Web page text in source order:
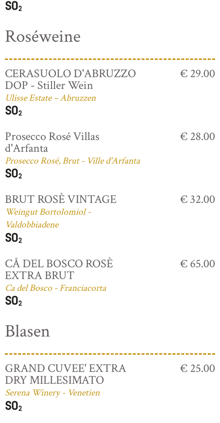
Roséweine
CERASUOLO D'ABRUZZO
DOP - Stiller Wein
Ulisse Estate – Abruzzen
€ 29.00
Prosecco Rosé Villas
d'Arfanta
Prosecco Rosé, Brut - Ville d'Arfanta
€ 28.00
BRUT ROSÈ VINTAGE
Weingut Bortolomiol -
Valdobbiadene
€ 32.00
CÅ DEL BOSCO ROSÈ
EXTRA BRUT
Ca del Bosco - Franciacorta
€ 65.00
Blasen
GRAND CUVEE' EXTRA
DRY MILLESIMATO
Serena Winery - Venetien
€ 25.00